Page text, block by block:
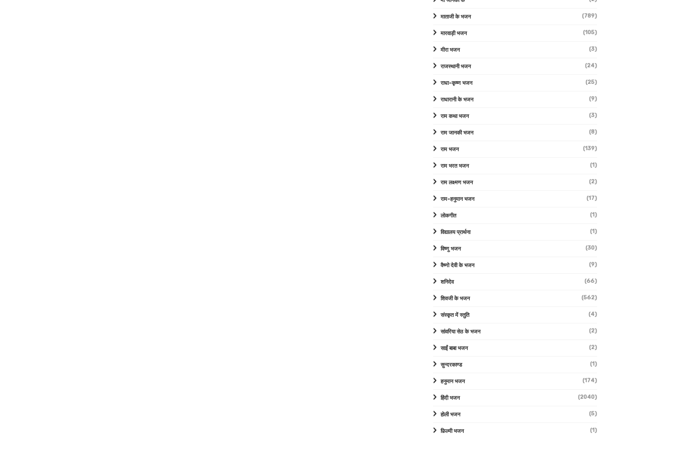
माताजी के भजन (789)
मारवाड़ी भजन (105)
मीरा भजन (3)
राजस्थानी भजन (24)
राधा-कृष्ण भजन (25)
राधारानी के भजन (9)
राम कथा भजन (3)
राम जानकी भजन (8)
राम भजन (139)
राम भरत भजन (1)
राम लक्ष्मण भजन (2)
राम-हनुमान भजन (17)
लोकगीत (1)
विद्यालय प्रार्थना (1)
विष्णु भजन (30)
वैष्णो देवी के भजन (9)
शनिदेव (66)
शिवजी के भजन (562)
संस्कृत में स्तुति (4)
सांवरिया सेठ के भजन (2)
साईं बाबा भजन (2)
सुन्दरकाण्ड (1)
हनुमान भजन (174)
हिंदी भजन (2040)
होली भजन (5)
फ़िल्मी भजन (1)